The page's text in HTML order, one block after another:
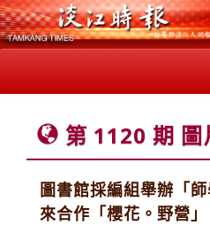
第 1120 期 圖
圖書館採編組舉辦「
來合作「櫻花。野營」